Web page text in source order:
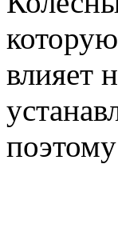
влияет